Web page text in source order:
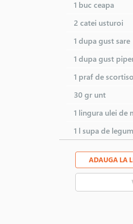
1 buc ceapa
2 catei usturoi
1 dupa gustsare
1 dupa gust
1 praf de
30 gr unt
1 lingura ulei de
1 l supa de
ADAUGA LA